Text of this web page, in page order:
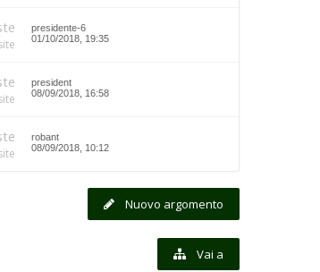
presidente-6
01/10/2018, 19:35
president
08/09/2018, 16:58
robant
08/09/2018, 10:12
Nuovo argomento
Vai a